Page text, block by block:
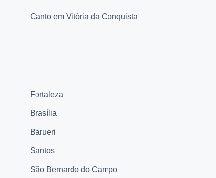
Canto em Vitória da Conquista
Fortaleza
Brasília
Barueri
Santos
São Bernardo do Campo